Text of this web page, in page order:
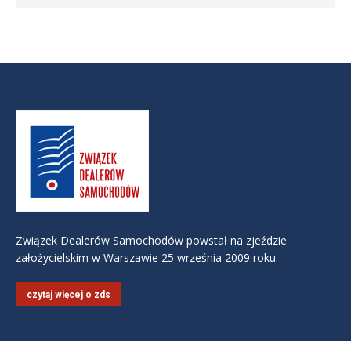
Związek Dealerów Samochodów powstał na zjeździe
założycielskim w Warszawie 25 września 2009 roku.
czytaj więcej o zds